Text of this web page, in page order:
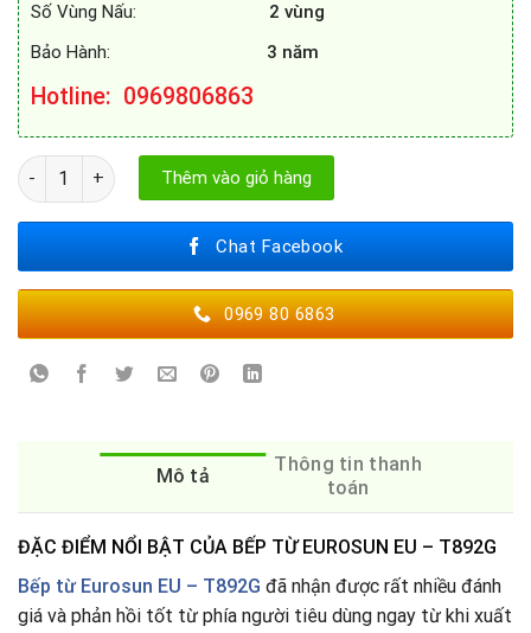
Số Vùng Nấu: 2 vùng
Bảo Hành: 3 năm
Hotline: 0969806863
BẾP TỪ EUROSUN EU - T892G số lượng
Thêm vào giỏ hàng
Chat Facebook
0969 80 6863
Mô tả
Thông tin thanh
toán
ĐẶC ĐIỂM NỔI BẬT CỦA BẾP TỪ EUROSUN EU – T892G
Bếp từ Eurosun EU – T892G đã nhận được rất nhiều đánh
giá và phản hồi tốt từ phía người tiêu dùng ngay từ khi xuất